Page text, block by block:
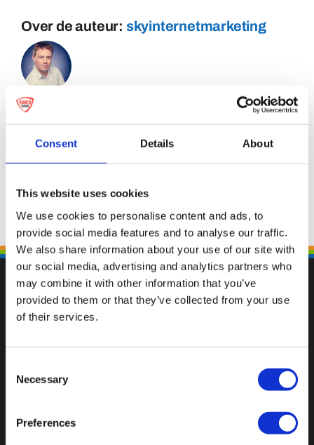
Consent Details About
This website uses cookies
We use cookies to personalise content and ads, to
provide social media features and to analyse our traffic.
We also share information about your use of our site with
our social media, advertising and analytics partners who
may combine it with other information that you’ve
provided to them or that they’ve collected from your use
of their services.
Selection
Necessary
Preferences
Over de auteur: skyinternetmarketing